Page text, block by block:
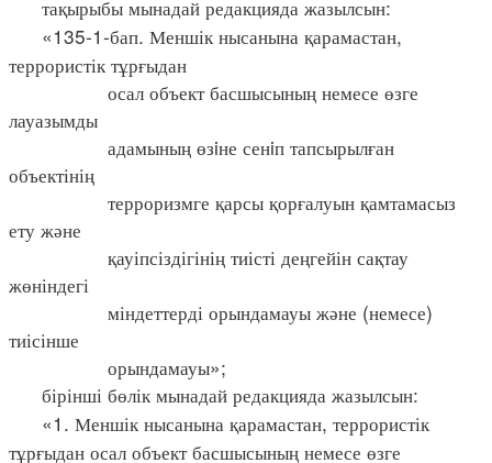
тақырыбы мынадай редакцияда жазылсын:
«135-1-бап. Меншік нысанына қарамастан,
террористік тұрғыдан
осал объект басшысының немесе өзге
лауазымды
адамының өзiне сенiп тапсырылған
объектінің
терроризмге қарсы қорғалуын қамтамасыз
ету және
қауіпсіздігінің тиісті деңгейін сақтау
жөніндегі
міндеттерді орындамауы және (немесе)
тиісінше
орындамауы»;
бірінші бөлік мынадай редакцияда жазылсын:
«1. Меншік нысанына қарамастан, террористік
тұрғыдан осал объект басшысының немесе өзге